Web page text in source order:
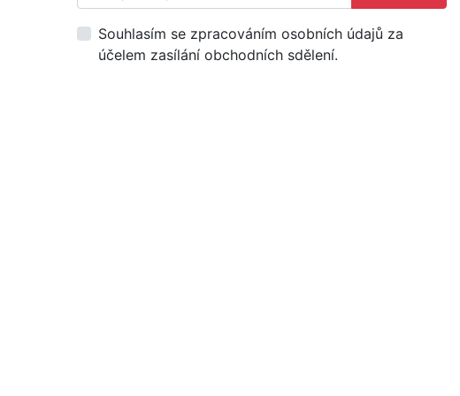
Souhlasím se zpracováním osobních údajů za
účelem zasílání obchodních sdělení.